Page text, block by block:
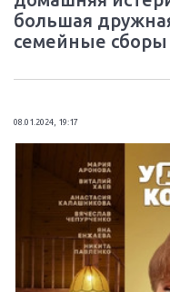
большая
семейные
08.01.2024, 19:17